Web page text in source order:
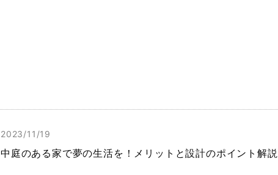
2023/11/19
中庭のある家で夢の生活を！メリットと設計のポイント解説